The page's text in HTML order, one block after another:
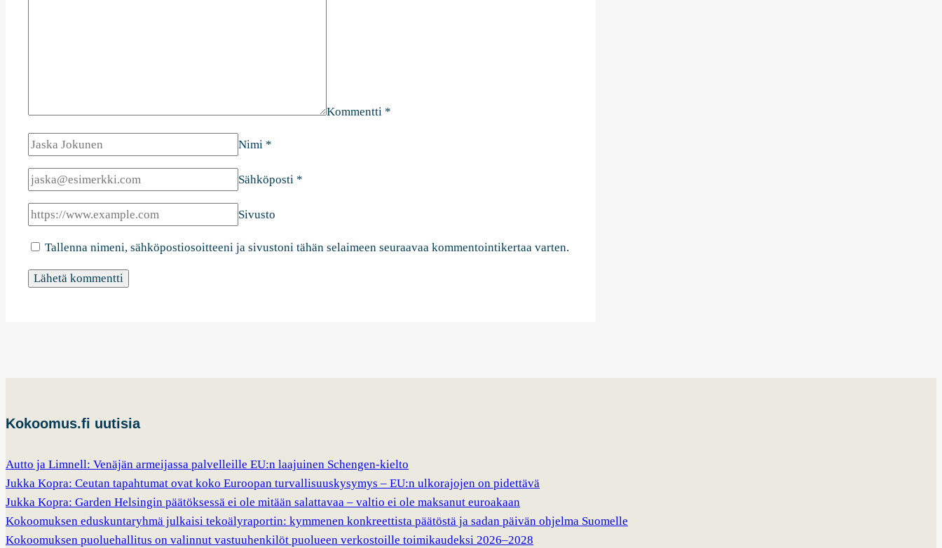
Kommentti *
Nimi *
Sähköposti *
Sivusto
Tallenna nimeni, sähköpostiosoitteeni ja sivustoni tähän selaimeen seuraavaa kommentointikertaa varten.
Kokoomus.fi uutisia
Autto ja Limnell: Venäjän armeijassa palvelleille EU:n laajuinen Schengen-kielto
Jukka Kopra: Ceutan tapahtumat ovat koko Euroopan turvallisuuskysymys – EU:n ulkorajojen on pidettävä
Jukka Kopra: Garden Helsingin päätöksessä ei ole mitään salattavaa – valtio ei ole maksanut euroakaan
Kokoomuksen eduskuntaryhmä julkaisi tekoälyraportin: kymmenen konkreettista päätöstä ja sadan päivän ohjelma Suomelle
Kokoomuksen puoluehallitus on valinnut vastuuhenkilöt puolueen verkostoille toimikaudeksi 2026–2028